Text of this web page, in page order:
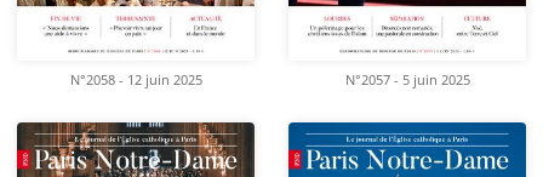
N°2058 - 12 juin 2025 N°2057 - 5 juin 2025